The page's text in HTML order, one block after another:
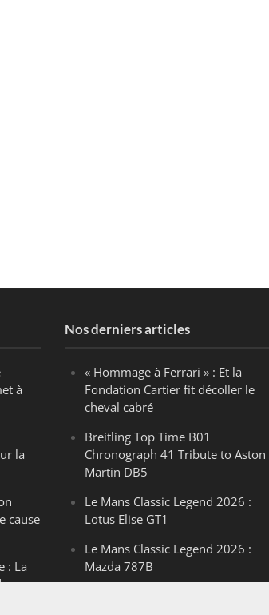
à
la
cause
: La
Nos derniers articles
« Hommage à Ferrari » : Et la
Fondation Cartier fit décoller le
cheval cabré
Breitling Top Time B01
Chronograph 41 Tribute to Aston
Martin DB5
Le Mans Classic Legend 2026 :
Lotus Elise GT1
Le Mans Classic Legend 2026 :
Mazda 787B